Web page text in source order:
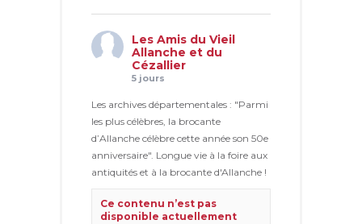
Les Amis du Vieil
Allanche et du
Cézallier
5 jours
Les archives départementales : "Parmi
les plus célèbres, la brocante
d’Allanche célèbre cette année son 50e
anniversaire". Longue vie à la foire aux
antiquités et à la brocante d'Allanche !
Ce contenu n’est pas
disponible actuellement